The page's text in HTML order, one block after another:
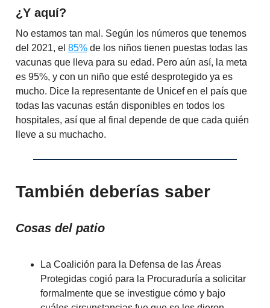
¿Y aquí?
No estamos tan mal. Según los números que tenemos
del 2021, el 85% de los niños tienen puestas todas las
vacunas que lleva para su edad. Pero aún así, la meta
es 95%, y con un niño que esté desprotegido ya es
mucho. Dice la representante de Unicef en el país que
todas las vacunas están disponibles en todos los
hospitales, así que al final depende de que cada quién
lleve a su muchacho.
También deberías saber
Cosas del patio
La Coalición para la Defensa de las Áreas
Protegidas cogió para la Procuraduría a solicitar
formalmente que se investigue cómo y bajo